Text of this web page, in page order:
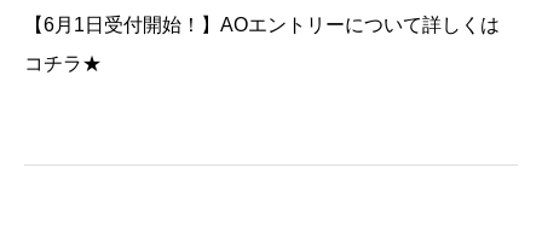
【6月1日受付開始！】AOエントリーについて詳しくは
コチラ★